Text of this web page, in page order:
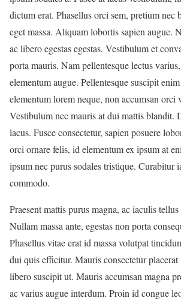
dictum erat. Phasellus orci sem, pretium nec
eget massa. Aliquam lobortis sapien augue.
ac libero egestas egestas. Vestibulum et
porta mauris. Nam pellentesque lectus
elementum augue. Pellentesque suscipit
elementum lorem neque, non accumsan orci
Vestibulum nec mauris at dui mattis blandit.
lacus. Fusce consectetur, sapien posuere
orci ornare felis, id elementum ex ipsum at
ipsum nec purus sodales tristique. Curabitur
commodo.
Praesent mattis purus magna, ac iaculis
Nullam massa ante, egestas non porta
Phasellus vitae erat id massa volutpat
dui quis efficitur. Mauris consectetur placerat
libero suscipit ut. Mauris accumsan magna
ac varius augue interdum. Proin id congue